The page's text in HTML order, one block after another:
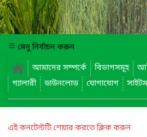
মেনু নির্বাচন করুন
আমাদের সম্পর্কে
বিভাগসমূহ
গ্যালারী
ডাউনলোড যোগাযোগ
এই কনটেন্টটি শেয়ার করতে ক্লিক করুন